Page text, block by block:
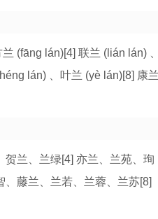
(fāng lán)[4] 联兰 (lián lán) 、
lán) 、叶兰 (yè lán)[8] 康兰
贺兰、兰绿[4] 亦兰、兰苑、珣
藤兰、兰若、兰蓉、兰苏[8]